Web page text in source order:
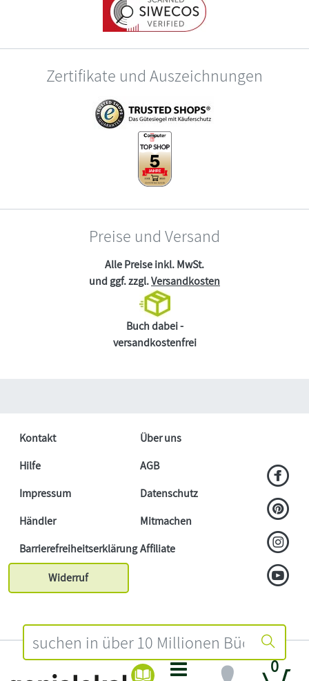
0
Zertifikate und Auszeichnungen
Preise und Versand
Alle Preise inkl. MwSt.
und ggf. zzgl.Versandkosten
Buch dabei -
versandkostenfrei
Kontakt
Über uns
Hilfe
AGB
Impressum
Datenschutz
Händler
Mitmachen
BarrierefreiheitserklärungAffiliate
Widerruf